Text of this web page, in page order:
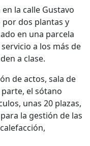
la calle Gustavo
dos plantas y
en una parcela
a los más de
a clase.
de actos, sala de
el sótano
unas 20 plazas,
la gestión de las